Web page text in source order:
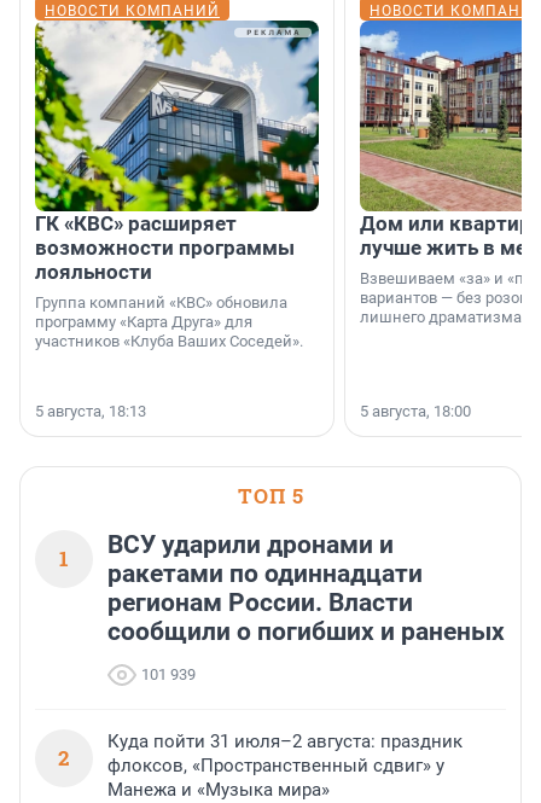
НОВОСТИ КОМПАНИЙ
ГК «КВС» расширяет
возможности программы
лояльности
Группа компаний «КВС» обновила
программу «Карта Друга» для
участников «Клуба Ваших Соседей».
5 августа, 18:13
НОВОСТИ
Дом или
лучше жить в
Взвешиваем «за» и
вариантов — без
лишнего драматизма.
5 августа, 18:00
ТОП 5
1
ВСУ ударили дронами и
ракетами по одиннадцати
регионам России. Власти
сообщили о погибших и раненых
101 939
2
Куда пойти 31 июля–2 августа: праздник
флоксов, «Пространственный сдвиг» у
Манежа и «Музыка мира»